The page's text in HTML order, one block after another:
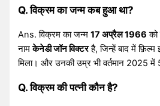
Q. विक्रम का जन्म कब हुआ था?
Ans. विक्रम का जन्म17 अप्रैल 1966 को
नामकेनेडी जॉन विक्टरहै, जिन्हें बाद में फ़िल्म
मिला। और उनकी उम्र भी वर्तमान 2025 में
Q. विक्रम की पत्नी कौन है?